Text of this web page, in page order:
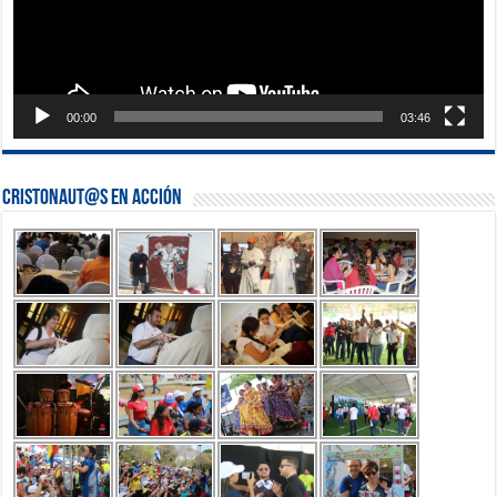
00:00 03:46
Cristonaut@s en Acción